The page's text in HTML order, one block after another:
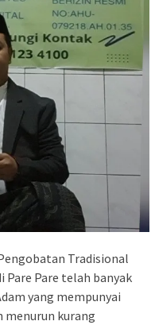
Tradisional
Pare Pare telah banyak
yang mempunyai
menurun kurang